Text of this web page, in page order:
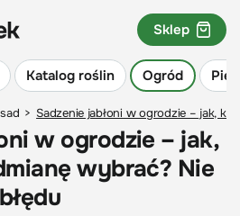
Katalog roślin Ogród
Sklep
> Sadzenie jabłoni w ogrodzie – jak,
w ogrodzie – jak,
wybrać? Nie